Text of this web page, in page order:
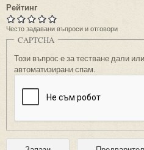
Рейтинг
Често задавани въпроси и отговори
CAPTCHA
Този въпрос е за тестване дали
автоматизирани спам.